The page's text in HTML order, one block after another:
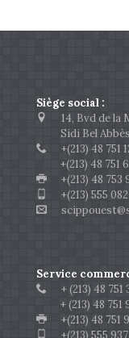
Siège social :
14, Bvd de la
Sidi Bel Abbès
+(213) 48 751
+(213) 48 751
+(213) 48 753
+(213) 555
Service
+ (213) 48 751
+ (213) 48 751
+(213) 48 751
+(213) 555